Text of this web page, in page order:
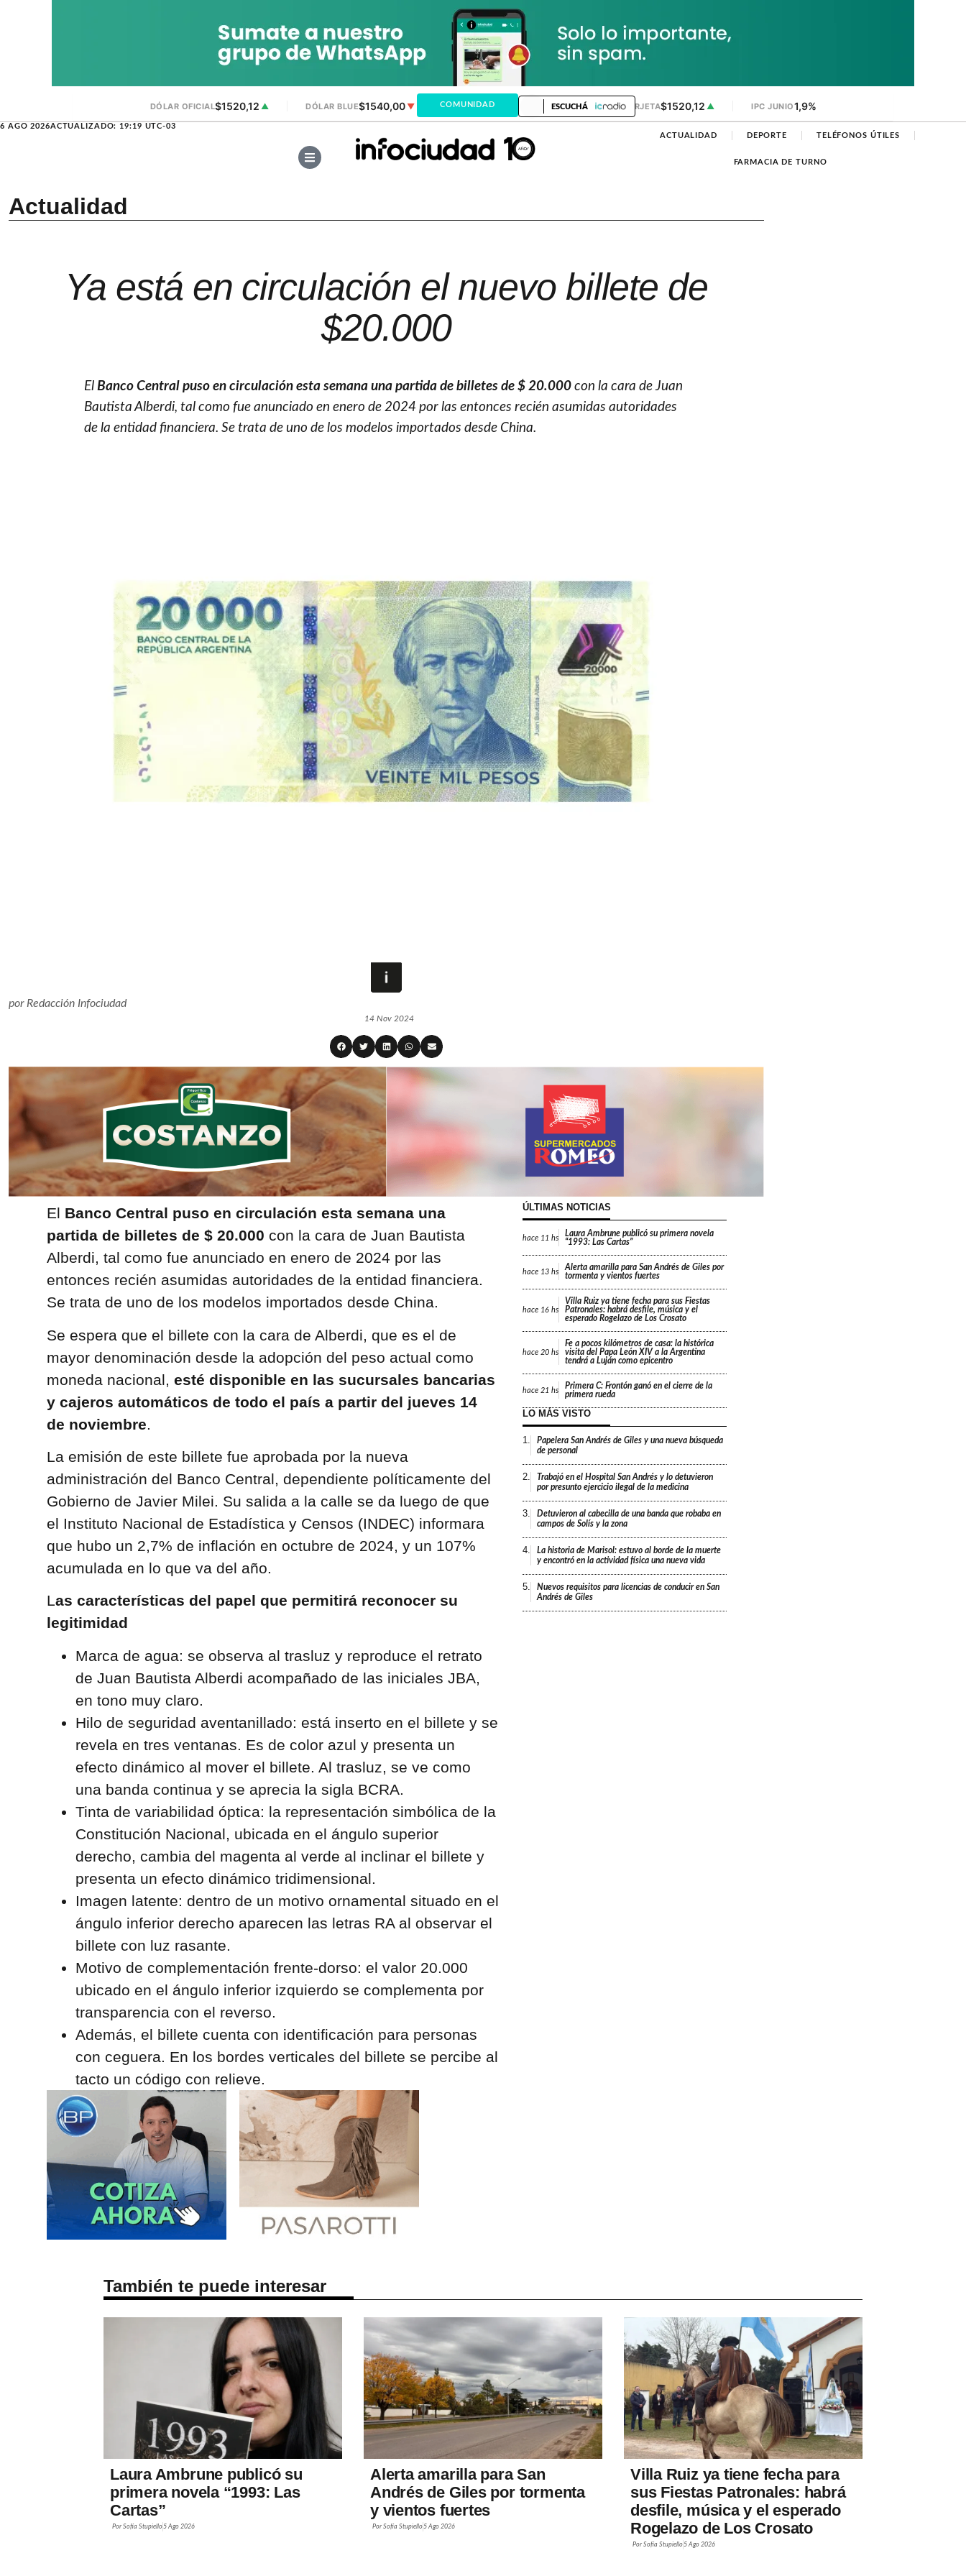
DÓLAR OFICIAL$1520,12 ▲ DÓLAR BLUE$1540,00▼ DÓLAR MEP ▲ DÓLAR TARJETA$1520,12 ▲ IPC JUNIO1,9%
6 AGO 2026ACTUALIZADO: 19:19 UTC-03
COMUNIDAD ESCUCHÁ
ACTUALIDAD DEPORTE TELÉFONOS ÚTILES
FARMACIA DE TURNO
Actualidad
Ya está en circulación el nuevo billete de
$20.000
El Banco Central puso en circulación esta semana una partida de billetes de $ 20.000 con la cara de Juan
Bautista Alberdi, tal como fue anunciado en enero de 2024 por las entonces recién asumidas autoridades
de la entidad financiera. Se trata de uno de los modelos importados desde China.
porRedacción Infociudad
14 Nov 2024
El Banco Central puso en circulación esta semana una
partida de billetes de $ 20.000 con la cara de Juan Bautista
Alberdi, tal como fue anunciado en enero de 2024 por las
entonces recién asumidas autoridades de la entidad financiera.
Se trata de uno de los modelos importados desde China.
Se espera que el billete con la cara de Alberdi, que es el de
mayor denominación desde la adopción del peso actual como
moneda nacional, esté disponible en las sucursales bancarias
y cajeros automáticos de todo el país a partir del jueves 14
de noviembre.
La emisión de este billete fue aprobada por la nueva
administración del Banco Central, dependiente políticamente del
Gobierno de Javier Milei. Su salida a la calle se da luego de que
el Instituto Nacional de Estadística y Censos (INDEC) informara
que hubo un 2,7% de inflación en octubre de 2024, y un 107%
acumulada en lo que va del año.
Las características del papel que permitirá reconocer su
legitimidad
Marca de agua: se observa al trasluz y reproduce el retrato
de Juan Bautista Alberdi acompañado de las iniciales JBA,
en tono muy claro.
Hilo de seguridad aventanillado: está inserto en el billete y se
revela en tres ventanas. Es de color azul y presenta un
efecto dinámico al mover el billete. Al trasluz, se ve como
una banda continua y se aprecia la sigla BCRA.
Tinta de variabilidad óptica: la representación simbólica de la
Constitución Nacional, ubicada en el ángulo superior
derecho, cambia del magenta al verde al inclinar el billete y
presenta un efecto dinámico tridimensional.
Imagen latente: dentro de un motivo ornamental situado en el
ángulo inferior derecho aparecen las letras RA al observar el
billete con luz rasante.
Motivo de complementación frente-dorso: el valor 20.000
ubicado en el ángulo inferior izquierdo se complementa por
transparencia con el reverso.
Además, el billete cuenta con identificación para personas
con ceguera. En los bordes verticales del billete se percibe al
tacto un código con relieve.
ÚLTIMAS NOTICIAS
hace 11 hs
Laura Ambrune publicó su primera novela
“1993: Las Cartas”
hace 13 hs
Alerta amarilla para San Andrés de Giles por
tormenta y vientos fuertes
hace 16 hs
Villa Ruiz ya tiene fecha para sus Fiestas
Patronales: habrá desfile, música y el
esperado Rogelazo de Los Crosato
hace 20 hs
Fe a pocos kilómetros de casa: la histórica
visita del Papa León XIV a la Argentina
tendrá a Luján como epicentro
hace 21 hs
Primera C: Frontón ganó en el cierre de la
primera rueda
LO MÁS VISTO
1.
Papelera San Andrés de Giles y una nueva búsqueda
de personal
2.
Trabajó en el Hospital San Andrés y lo detuvieron
por presunto ejercicio ilegal de la medicina
3.
Detuvieron al cabecilla de una banda que robaba en
campos de Solís y la zona
4.
La historia de Marisol: estuvo al borde de la muerte
y encontró en la actividad física una nueva vida
5.
Nuevos requisitos para licencias de conducir en San
Andrés de Giles
También te puede interesar
Laura Ambrune publicó su
primera novela “1993: Las
Cartas”
Por Sofía Stupiello5 Ago 2026
Alerta amarilla para San
Andrés de Giles por tormenta
y vientos fuertes
Por Sofía Stupiello5 Ago 2026
Villa Ruiz ya tiene fecha para
sus Fiestas Patronales: habrá
desfile, música y el esperado
Rogelazo de Los Crosato
Por Sofía Stupiello5 Ago 2026